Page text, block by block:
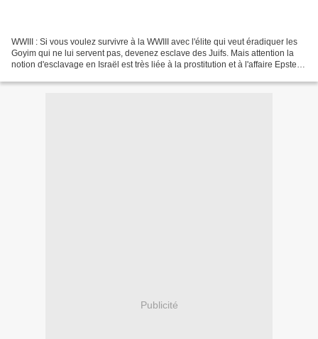
WWIII : Si vous voulez survivre à la WWIII avec l'élite qui veut éradiquer les
Goyim qui ne lui servent pas, devenez esclave des Juifs. Mais attention la
notion d'esclavage en Israël est très liée à la prostitution et à l'affaire Epstein.
Publicité